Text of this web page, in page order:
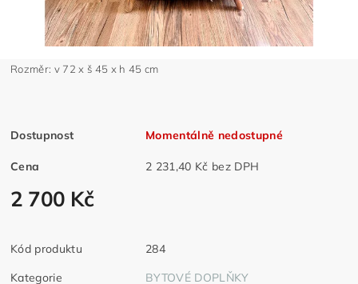
Rozměr: v 72 x š 45 x h 45 cm
Dostupnost Momentálně nedostupné
Cena 2 231,40 Kč bez DPH
2 700 Kč
Kód produktu
284
Kategorie
BYTOVÉ DOPLŇKY